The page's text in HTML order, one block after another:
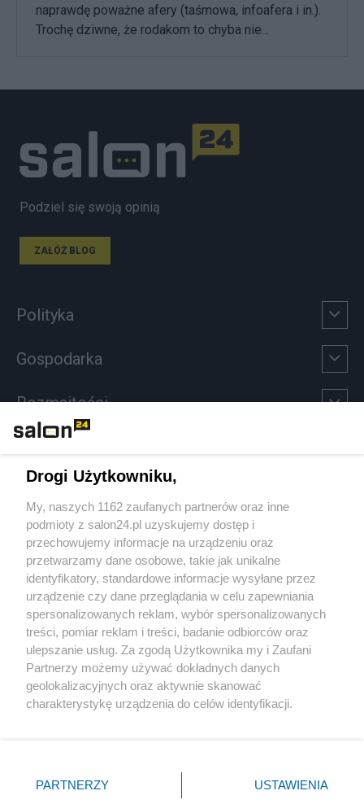
naprawdę poważne afery (taśmowa, infoafera i in.).
Trochę dziwne, że rodakom to chyba nie...
Podziel się swoją opinią
ZAŁÓŻ BLOG
Polityka
Gospodarka
Rozmaitości
Sport
Społeczeństwo
Kultura
X Facebook Instagram Youtube
Drogi Użytkowniku,
My, naszych 1162 zaufanych partnerów oraz inne
podmioty z salon24.pl uzyskujemy dostęp i
przechowujemy informacje na urządzeniu oraz
przetwarzamy dane osobowe, takie jak unikalne
identyfikatory, standardowe informacje wysyłane przez
urządzenie czy dane przeglądania w celu zapewniania
spersonalizowanych reklam, wybór spersonalizowanych
treści, pomiar reklam i treści, badanie odbiorców oraz
ulepszanie usług. Za zgodą Użytkownika my i Zaufani
Partnerzy możemy używać dokładnych danych
geolokalizacyjnych oraz aktywnie skanować
charakterystykę urządzenia do celów identyfikacji.
zmienić/wycofać klikając przycisk ustawień prywatności
znajdujący się w lewym dolnym rogu strony
PARTNERZY USTAWIENIA